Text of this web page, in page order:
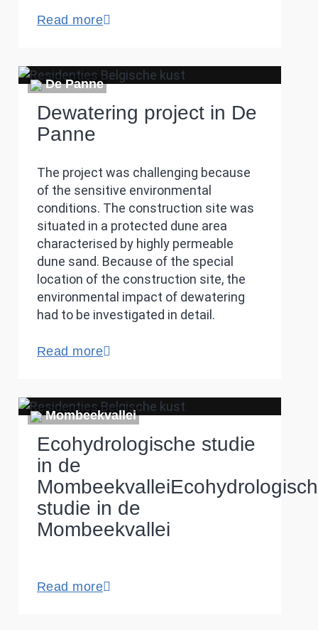
Read more
De Panne
Dewatering project in De
Panne
The project was challenging because
of the sensitive environmental
conditions. The construction site was
situated in a protected dune area
characterised by highly permeable
dune sand. Because of the special
location of the construction site, the
environmental impact of dewatering
had to be investigated in detail.
Read more
Mombeekvallei
Ecohydrologische studie
in de
studie in de
Mombeekvallei
Read more